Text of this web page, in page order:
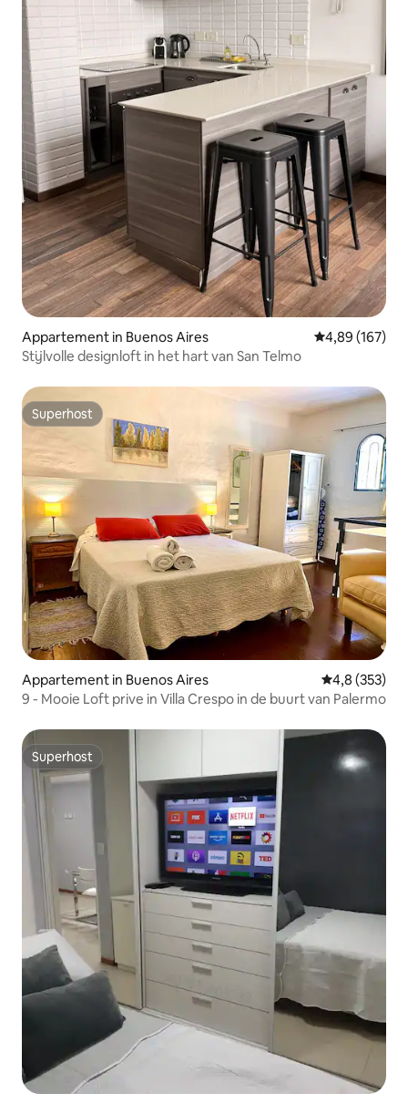
Appartement in Buenos Aires Gemiddelde
4,89 (167)
Stijlvolle designloft in het hart van San Telmo
Superhost
Superhost
Appartement in Buenos Aires Gemiddelde
4,8 (353)
9 - Mooie Loft prive in Villa Crespo in de buurt van Palermo
Superhost
Superhost